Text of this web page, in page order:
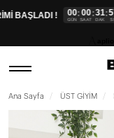
BAŞLADI ! 00
GÜN
:00
SAAT
:31
DAK
:56
SN
Ana Sayfa ÜST GİYİM